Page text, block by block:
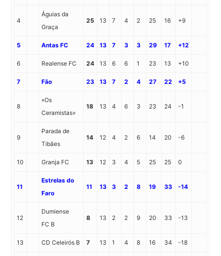
4
Águias da
Graça
25 13 7 4 2 25 16 +9
5 Antas FC 24 13 7 3 3 29 17 +12
6 Realense FC 24 13 6 6 1 23 13 +10
7 Fão 23 13 7 2 4 27 22 +5
8
«Os
Ceramistas»
18 13 4 6 3 23 24 -1
9
Parada de
Tibães
14 12 4 2 6 14 20 -6
10 Granja FC 13 12 3 4 5 25 25 0
11
Estrelas do
Faro
11 13 3 2 8 19 33 -14
12
Dumiense
FC B
8 13 2 2 9 20 33 -13
13 CD Celeirós B 7 13 1 4 8 16 34 -18